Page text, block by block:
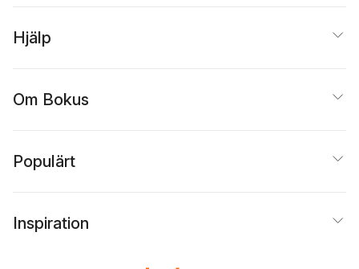
Hjälp
Om Bokus
Populärt
Inspiration